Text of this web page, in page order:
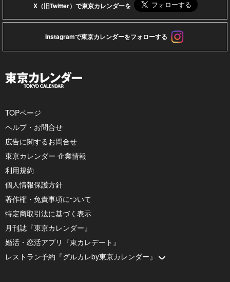
X（旧Twitter）で東京カレンダーを
Instagramで東京カレンダーをフォローする
TOPページ
ヘルプ・お問合せ
広告に関するお問合せ
東京カレンダー 企業情報
利用規約
個人情報保護方針
著作権・免責事項について
特定商取引法に基づく表示
月刊誌『東京カレンダー』
婚活・恋活アプリ『東カレデート』
レストラン予約『グルカレby東京カレンダー』